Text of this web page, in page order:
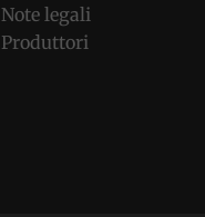
Note legali
Produttori